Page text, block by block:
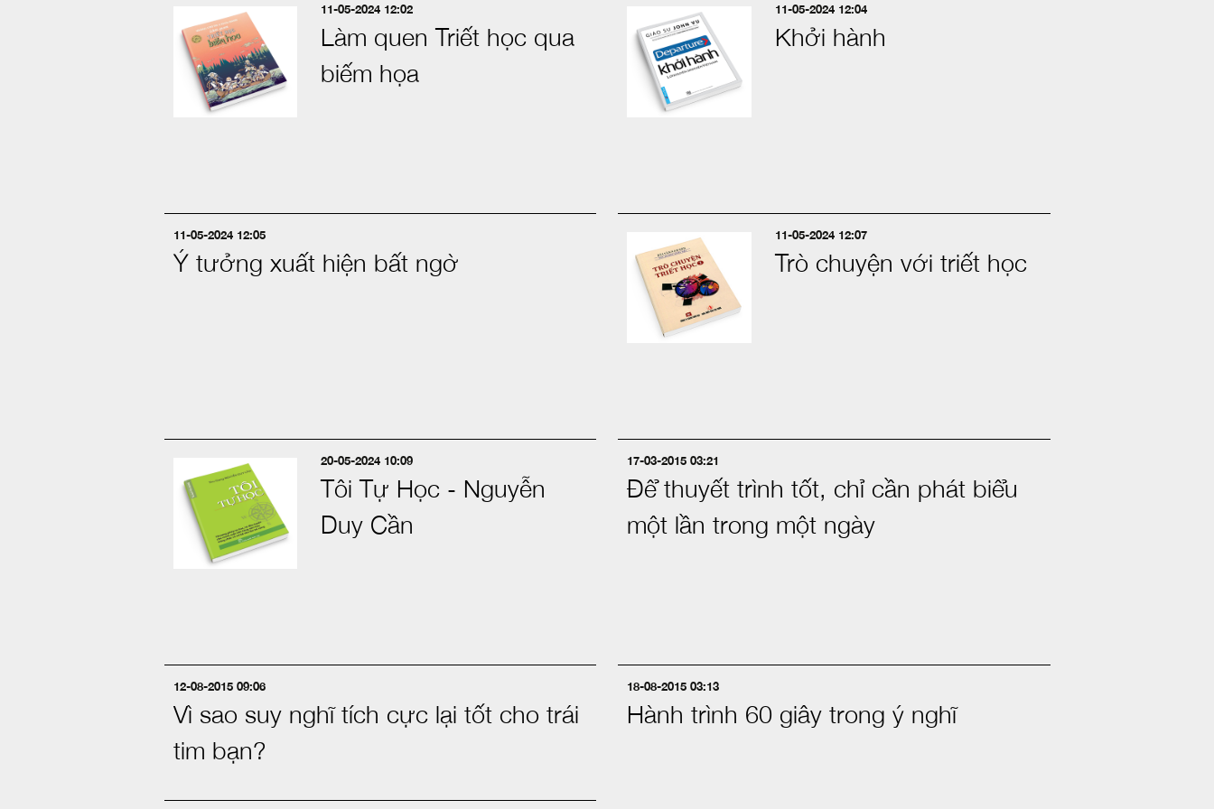
11-05-2024 12:02
Làm quen Triết học qua
biếm họa
11-05-2024 12:04
Khởi hành
11-05-2024 12:05
Ý tưởng xuất hiện bất ngờ
11-05-2024 12:07
Trò chuyện với triết học
20-05-2024 10:09
Tôi Tự Học - Nguyễn
Duy Cần
17-03-2015 03:21
Để thuyết trình tốt, chỉ cần phát biểu
một lần trong một ngày
12-08-2015 09:06
Vì sao suy nghĩ tích cực lại tốt cho trái
tim bạn?
18-08-2015 03:13
Hành trình 60 giây trong ý nghĩ